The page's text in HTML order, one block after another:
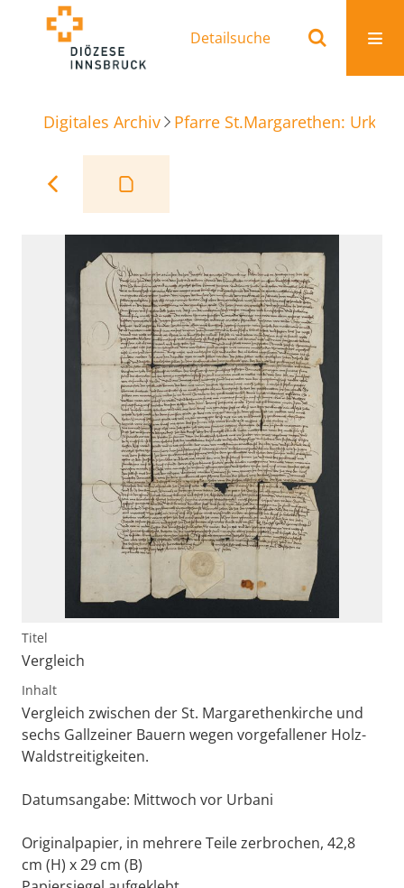
Detailsuche
Digitales Archiv Pfarre St.Margarethen:
Titel
Vergleich
Inhalt
Vergleich zwischen der St. Margarethenkirche und
sechs Gallzeiner Bauern wegen vorgefallener Holz-
Waldstreitigkeiten.
Datumsangabe: Mittwoch vor Urbani
Originalpapier, in mehrere Teile zerbrochen, 42,8
cm (H) x 29 cm (B)